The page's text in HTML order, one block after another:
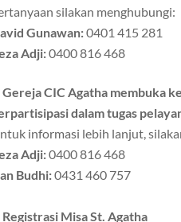
silakan menghubungi:
Gunawan:0401 415 281
Adji:0400 816 468
Gereja CIC Agatha membuka
dalam tugas
informasi lebih lanjut,
Adji:0400 816 468
Budhi:0431 460 757
Registrasi Misa St. Agatha